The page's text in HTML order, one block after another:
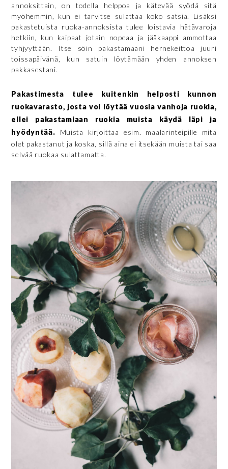
annoksittain, on todella helppoa ja kätevää syödä sitä
myöhemmin, kun ei tarvitse sulattaa koko satsia. Lisäksi
pakastetuista ruoka-annoksista tulee loistavia hätävaroja
hetkiin, kun kaipaat jotain nopeaa ja jääkaappi ammottaa
tyhjyyttään. Itse söin pakastamaani hernekeittoa juuri
toissapäivänä, kun satuin löytämään yhden annoksen
pakkasestani.
Pakastimesta tulee kuitenkin helposti kunnon
ruokavarasto, josta voi löytää vuosia vanhoja ruokia,
ellei pakastamiaan ruokia muista käydä läpi ja
hyödyntää. Muista kirjoittaa esim. maalarinteipille mitä
olet pakastanut ja koska, sillä aina ei itsekään muista tai saa
selvää ruokaa sulattamatta.